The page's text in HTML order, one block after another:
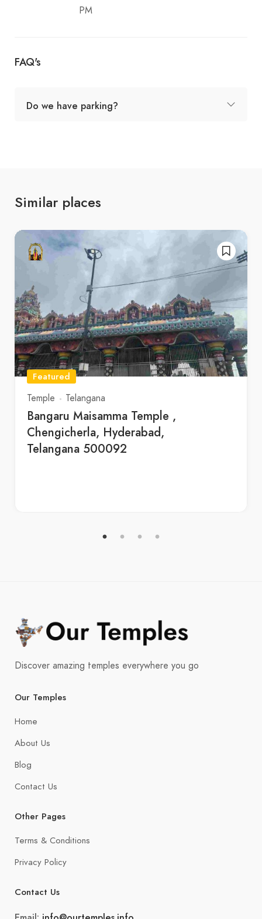
PM
FAQ's
Do we have parking?
Similar places
Featured
Temple
Telangana
Bangaru Maisamma Temple ,
Chengicherla, Hyderabad,
Telangana 500092
Discover amazing temples everywhere you go
Our Temples
Home
About Us
Blog
Contact Us
Other Pages
Terms & Conditions
Privacy Policy
Contact Us